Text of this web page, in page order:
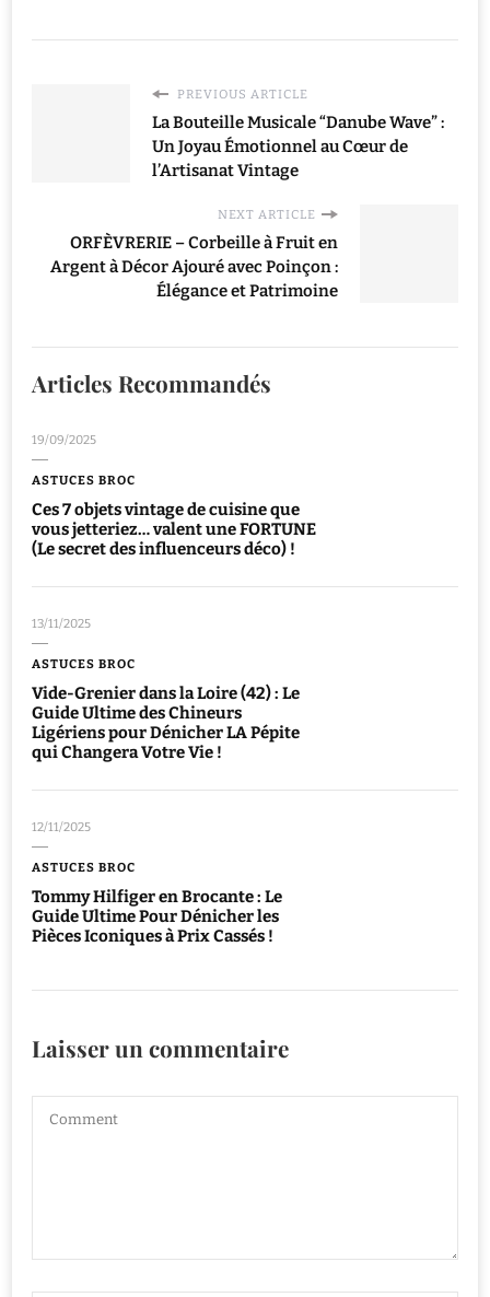
PREVIOUS ARTICLE
La Bouteille Musicale “Danube Wave” :
Un Joyau Émotionnel au Cœur de
l’Artisanat Vintage
NEXT ARTICLE
ORFÈVRERIE – Corbeille à Fruit en
Argent à Décor Ajouré avec Poinçon :
Élégance et Patrimoine
Articles Recommandés
19/09/2025
ASTUCES BROC
Ces 7 objets vintage de cuisine que
vous jetteriez… valent une FORTUNE
(Le secret des influenceurs déco) !
13/11/2025
ASTUCES BROC
Vide-Grenier dans la Loire (42) : Le
Guide Ultime des Chineurs
Ligériens pour Dénicher LA Pépite
qui Changera Votre Vie !
12/11/2025
ASTUCES BROC
Tommy Hilfiger en Brocante : Le
Guide Ultime Pour Dénicher les
Pièces Iconiques à Prix Cassés !
Laisser un commentaire